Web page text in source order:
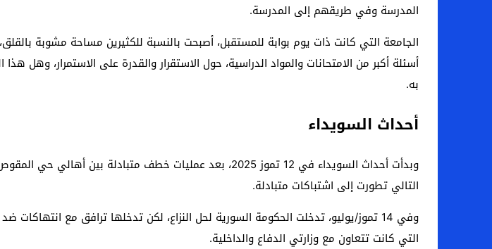
المدرسة وفي طريقهم إلى المدرسة.
الجامعة التي كانت ذات يوم بوابة للمستقبل، أصبحت بالنسبة للكثيرين مساحة مشوبة
أسئلة أكبر من الامتحانات والمواد الدراسية، حول الاستقرار والقدرة على الاستمرار،
به.
أحداث السويداء
وبدأت أحداث السويداء في 12 تموز 2025، بعد عمليات خطف
التالي تطورت إلى اشتباكات متبادلة.
وفي 14 تموز/يوليو، تدخلت الحكومة السورية لحل النزاع، لكن تدخلها ترافق مع
التي كانت تتعاون مع وزارتي الدفاع والداخلية.